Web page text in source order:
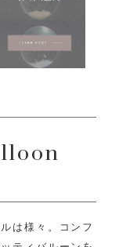
は様々。コンフ